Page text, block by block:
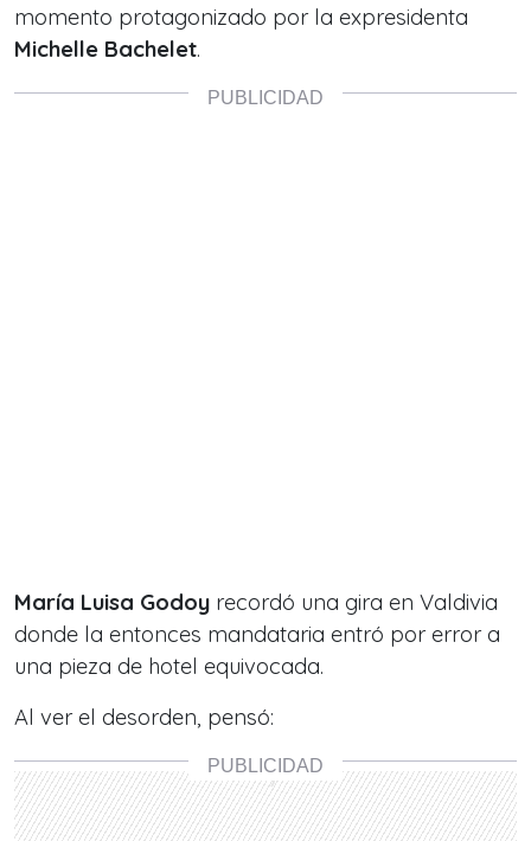
momento protagonizado por la expresidenta
Michelle Bachelet.
María Luisa Godoy recordó una gira en Valdivia
donde la entonces mandataria entró por error a
una pieza de hotel equivocada.
Al ver el desorden, pensó: